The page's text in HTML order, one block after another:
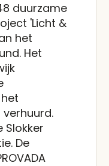
duurzame
'Licht &
het
Het
Slokker
De